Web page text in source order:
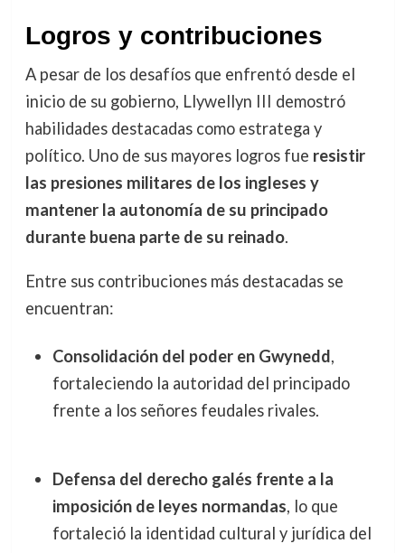
Logros y contribuciones
A pesar de los desafíos que enfrentó desde el
inicio de su gobierno, Llywellyn III demostró
habilidades destacadas como estratega y
político. Uno de sus mayores logros fue resistir
las presiones militares de los ingleses y
mantener la autonomía de su principado
durante buena parte de su reinado.
Entre sus contribuciones más destacadas se
encuentran:
Consolidación del poder en Gwynedd,
fortaleciendo la autoridad del principado
frente a los señores feudales rivales.
Defensa del derecho galés frente a la
imposición de leyes normandas, lo que
fortaleció la identidad cultural y jurídica del